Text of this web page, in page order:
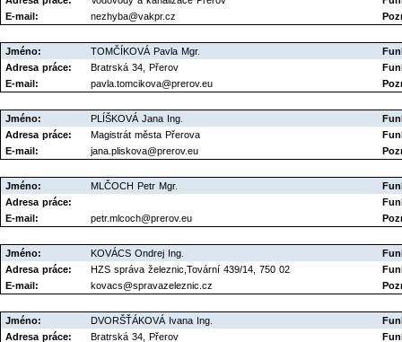
E-mail:
nezhyba@vakpr.cz
Jméno: TOMČÍKOVÁ Pavla Mgr.
Adresa práce:
Bratrská 34, Přerov
E-mail:
pavla.tomcikova@prerov.eu
Jméno: PLÍŠKOVÁ Jana Ing.
Adresa práce:
Magistrát města Přerova
E-mail:
jana.pliskova@prerov.eu
Jméno: MLČOCH Petr Mgr.
Adresa práce:
E-mail:
petr.mlcoch@prerov.eu
Jméno: KOVÁCS Ondrej Ing.
Adresa práce:
HZS správa železnic,Tovární 439/14, 750 02
E-mail:
kovacs@spravazeleznic.cz
Jméno: DVORŠŤÁKOVÁ Ivana Ing.
Adresa práce:
Bratrská 34, Přerov